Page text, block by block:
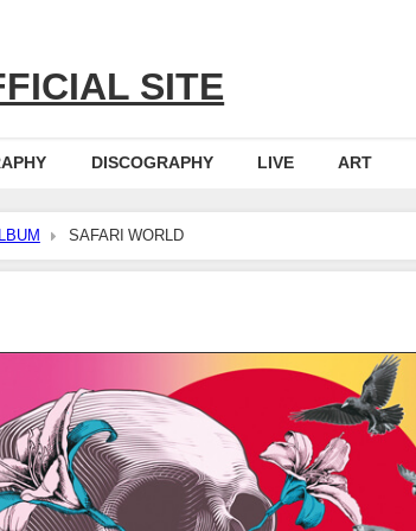
SITE
DISCOGRAPHY LIVE ART
SAFARI WORLD